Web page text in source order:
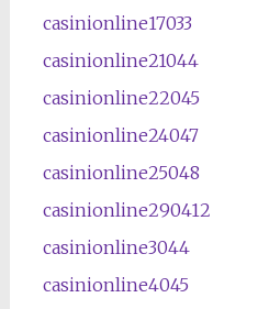
casinionline17033
casinionline21044
casinionline22045
casinionline24047
casinionline25048
casinionline290412
casinionline3044
casinionline4045